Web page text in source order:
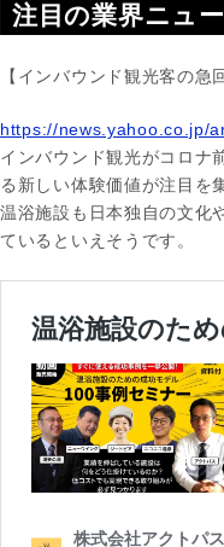
注目の業界ニュ
【インバウンド観光客の
https://news.yahoo.co.jp/
インバウンド観光がコロナ
る新しい体験価値が注目を
温浴施設も日本独自の文化
ているといえそうです。